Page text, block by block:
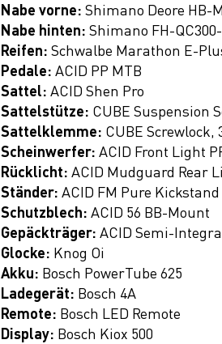
Nabe vorne:Shimano Deore HB-
Nabe hinten:Shimano FH-
Reifen:Schwalbe Marathon E-
Pedale:ACID PP MTB
Sattel:ACID Shen Pro
Sattelstütze: CUBE Suspension
Sattelklemme: CUBE Screwlock,
Scheinwerfer:ACID Front Light
Rücklicht:ACID Mudguard Rear
Ständer:ACID FM Pure Kickstand
Schutzblech:ACID 56 BB-Mount
Gepäckträger:ACID Semi-
Glocke: Knog Oi
Akku: Bosch PowerTube 625
Ladegerät: Bosch 4A
Remote: Bosch LED Remote
Display: Bosch Kiox 500